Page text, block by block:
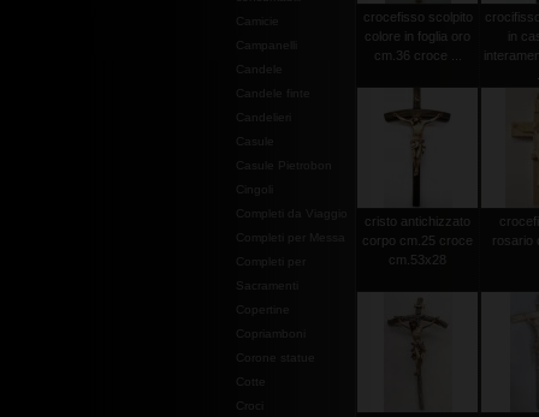
Campanelli
Candele
Candele finte
Candelieri
Casule
Casule Pietrobon
Cingoli
Completi da Viaggio
Completi per Messa
Completi per
Sacramenti
Copertine
Copriamboni
Corone statue
Cotte
Croci
crocefisso scolpito
colore in foglia oro
cm.36 croce ...
in
cristo antichizzato
corpo cm.25 croce
cm.53x28
rosario